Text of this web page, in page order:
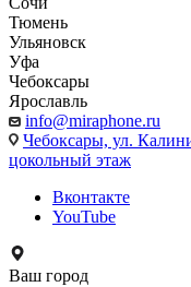
Тюмень
Ульяновск
Уфа
Чебоксары
Ярославль
info@miraphone.ru
Чебоксары, ул.
цокольный этаж
Вконтакте
YouTube
Ваш город